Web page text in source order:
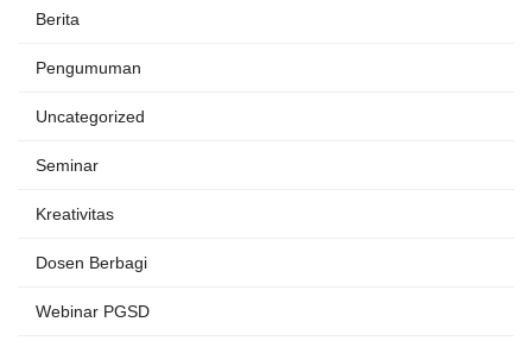
Berita
Pengumuman
Uncategorized
Seminar
Kreativitas
Dosen Berbagi
Webinar PGSD